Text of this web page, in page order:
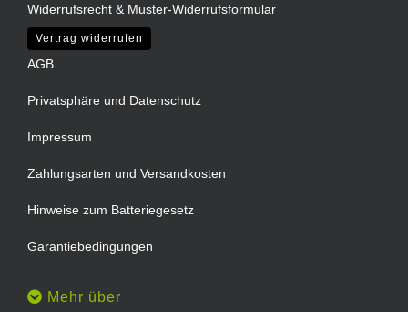
Widerrufsrecht & Muster-Widerrufsformular
Vertrag widerrufen
AGB
Privatsphäre und Datenschutz
Impressum
Zahlungsarten und Versandkosten
Hinweise zum Batteriegesetz
Garantiebedingungen
Mehr über